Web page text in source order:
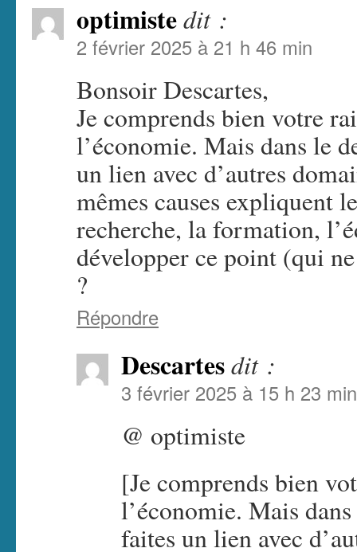
optimistedit :
2 février 2025 à 21 h 46 min
Bonsoir Descartes,
Je comprends bien votre
l’économie. Mais dans le
un lien avec d’autres
mêmes causes expliquent
recherche, la formation,
développer ce point (qui
?
Répondre
Descartesdit :
3 février 2025 à 15 h 23 min
@ optimiste
[Je comprends bien
l’économie. Mais
faites un lien avec